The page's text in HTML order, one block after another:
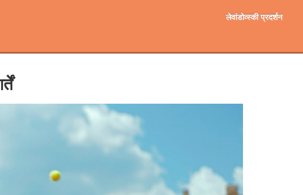
लेवांडोव्स्की प्रदर्शन